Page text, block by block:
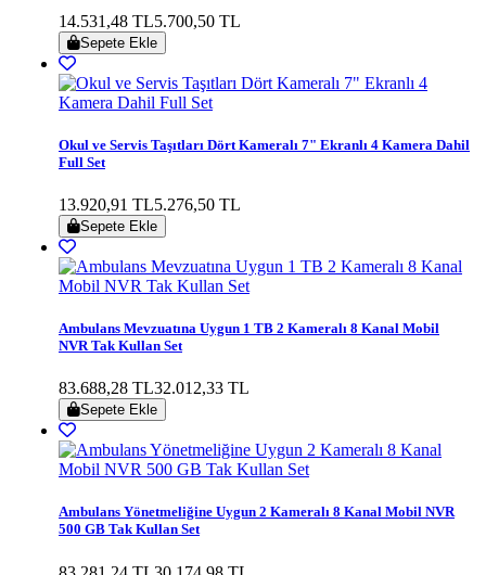
14.531,48 TL5.700,50 TL
Sepete Ekle
Okul ve Servis Taşıtları Dört Kameralı 7" Ekranlı 4 Kamera Dahil
Full Set
13.920,91 TL5.276,50 TL
Sepete Ekle
Ambulans Mevzuatına Uygun 1 TB 2 Kameralı 8 Kanal Mobil
NVR Tak Kullan Set
83.688,28 TL32.012,33 TL
Sepete Ekle
Ambulans Yönetmeliğine Uygun 2 Kameralı 8 Kanal Mobil NVR
500 GB Tak Kullan Set